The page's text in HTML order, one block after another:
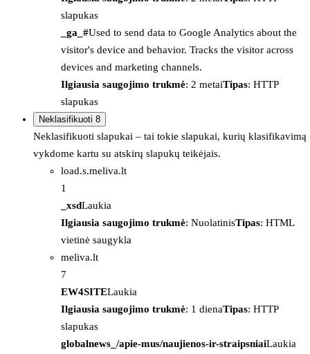
slapukas
_ga_#Used to send data to Google Analytics about the
visitor's device and behavior. Tracks the visitor across
devices and marketing channels.
Ilgiausia saugojimo trukmė: 2 metaiTipas: HTTP
slapukas
Neklasifikuoti 8
Neklasifikuoti slapukai – tai tokie slapukai, kurių klasifikavimą
vykdome kartu su atskirų slapukų teikėjais.
load.s.meliva.lt
1
_xsdLaukia
Ilgiausia saugojimo trukmė: NuolatinisTipas: HTML
vietinė saugykla
meliva.lt
7
EW4SITELaukia
Ilgiausia saugojimo trukmė: 1 dienaTipas: HTTP
slapukas
globalnews_/apie-mus/naujienos-ir-straipsniaiLaukia